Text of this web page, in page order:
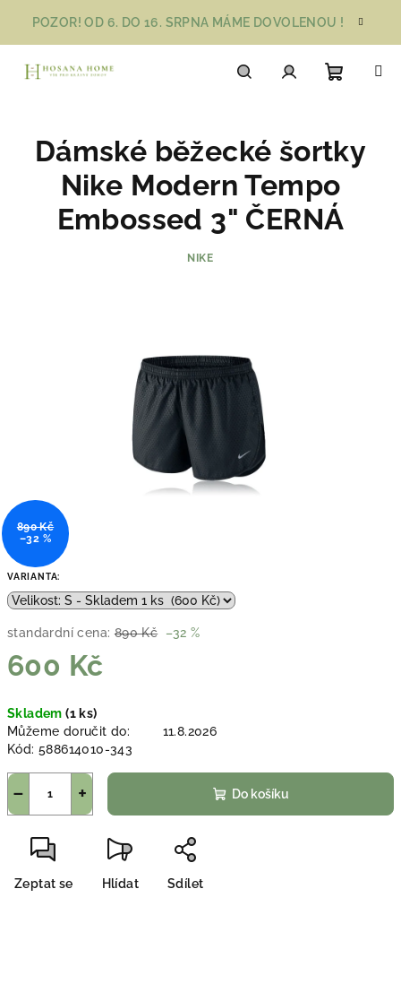
obsah
POZOR! OD 6. DO 16. SRPNA MÁME DOVOLENOU !
košík
VARIANTA:
standardní cena: 890 Kč –32 %
600 Kč
cena:
Skladem(1 ks)
Můžeme doručit do:
11.8.2026
Kód: 588614010-343
+
− Do košíku
Zeptat se Hlídat Sdílet
Dámské běžecké šortky
Nike Modern Tempo
Embossed 3" ČERNÁ
NIKE
890 Kč
–32 %